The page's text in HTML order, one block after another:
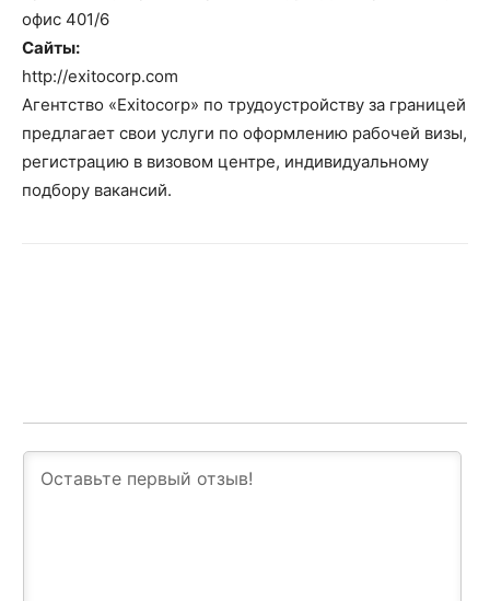
офис 401/6
Сайты:
http://exitocorp.com
Агентство «Exitocorp» по трудоустройству за границей
предлагает свои услуги по оформлению рабочей визы,
регистрацию в визовом центре, индивидуальному
подбору вакансий.